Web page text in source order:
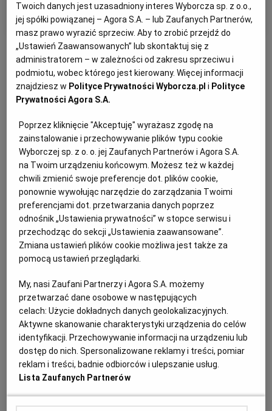
Filtry i kategorie
Otrzymuj wiadomości z najnowszymi ogłoszeniami
Ustaw alert
Kat: Syndycy i Komornicy
Sortuj wg daty: od najnowszej
Ogłoszenie premium
Syndyk masy upadłości zaprasza do udziału w
pisemnym przetargu nieograniczonym na sprzedaż
prawa własności zabudowanej nieruchomości
gruntowej
Ogłoszenie premium
Syndycy i Komornicy
Nieruchomości
Ogłoszenie aktualne od2026-07-21do2026-08-17
Twoich danych jest uzasadniony interes Wyborcza sp. z o.o.,
jej spółki powiązanej – Agora S.A. – lub Zaufanych Partnerów,
masz prawo wyrazić sprzeciw. Aby to zrobić przejdź do
„Ustawień Zaawansowanych” lub skontaktuj się z
administratorem – w zależności od zakresu sprzeciwu i
podmiotu, wobec którego jest kierowany. Więcej informacji
znajdziesz w Polityce Prywatności Wyborcza.pl i Polityce
Prywatności Agora S.A.
Poprzez kliknięcie "Akceptuję" wyrażasz zgodę na
zainstalowanie i przechowywanie plików typu cookie
Wyborczej sp. z o. o. jej Zaufanych Partnerów i Agora S.A.
na Twoim urządzeniu końcowym. Możesz też w każdej
chwili zmienić swoje preferencje dot. plików cookie,
ponownie wywołując narzędzie do zarządzania Twoimi
preferencjami dot. przetwarzania danych poprzez
odnośnik „Ustawienia prywatności” w stopce serwisu i
przechodząc do sekcji „Ustawienia zaawansowane”.
Zmiana ustawień plików cookie możliwa jest także za
pomocą ustawień przeglądarki.
My, nasi Zaufani Partnerzy i Agora S.A. możemy
przetwarzać dane osobowe w następujących
celach:Użycie dokładnych danych geolokalizacyjnych.
Aktywne skanowanie charakterystyki urządzenia do celów
identyfikacji. Przechowywanie informacji na urządzeniu lub
dostęp do nich. Spersonalizowane reklamy i treści, pomiar
reklam i treści, badnie odbiorców i ulepszanie usług.
Lista Zaufanych Partnerów